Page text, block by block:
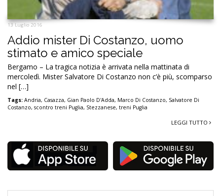
13 Luglio 2016
Addio mister Di Costanzo, uomo
stimato e amico speciale
Bergamo – La tragica notizia è arrivata nella mattinata di
mercoledì. Mister Salvatore Di Costanzo non c’è più, scomparso
nel […]
Tags: Andria, Casazza, Gian Paolo D'Adda, Marco Di Costanzo, Salvatore Di
Costanzo, scontro treni Puglia, Stezzanese, treni Puglia
LEGGI TUTTO